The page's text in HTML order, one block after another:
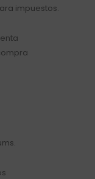
impuestos.